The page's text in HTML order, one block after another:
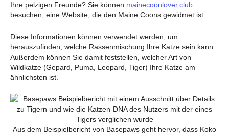
Ihre pelzigen Freunde? Sie können mainecoonlover.club
besuchen, eine Website, die den Maine Coons gewidmet ist.
Diese Informationen können verwendet werden, um
herauszufinden, welche Rassenmischung Ihre Katze sein kann.
Außerdem können Sie damit feststellen, welcher Art von
Wildkatze (Gepard, Puma, Leopard, Tiger) Ihre Katze am
ähnlichsten ist.
Aus dem Beispielbericht von Basepaws geht hervor, dass Koko